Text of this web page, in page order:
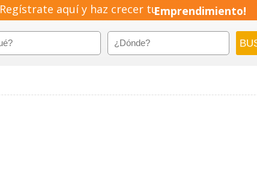
Regístrate aquí y haz crecer tuEmprendimiento!